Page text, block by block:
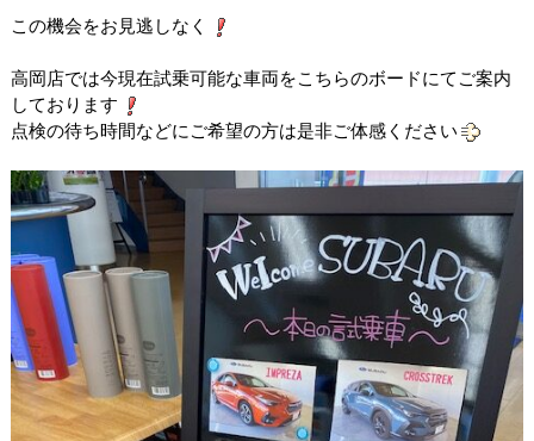
この機会をお見逃しなく
高岡店では今現在試乗可能な車両をこちらのボードにてご案内
しております
点検の待ち時間などにご希望の方は是非ご体感ください